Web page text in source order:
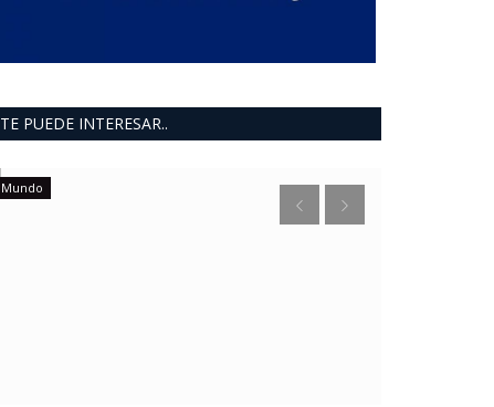
TE PUEDE INTERESAR..
Mundo